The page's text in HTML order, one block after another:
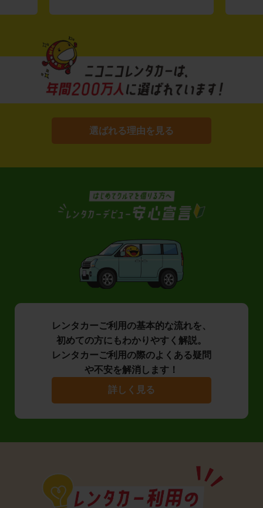
選ばれる理由を見る
レンタカーご利用の基本的な流れを、
初めての方にもわかりやすく解説。
レンタカーご利用の際のよくある疑問
や不安を解消します！
詳しく見る